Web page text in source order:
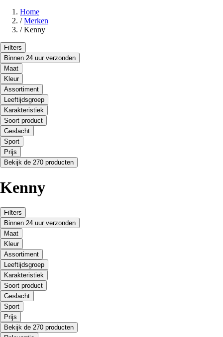
Home
/ Merken
/ Kenny
Filters
Binnen 24 uur verzonden
Maat
Kleur
Assortiment
Leeftijdsgroep
Karakteristiek
Soort product
Geslacht
Sport
Prijs
Bekijk de 270 producten
Kenny
Filters
Binnen 24 uur verzonden
Maat
Kleur
Assortiment
Leeftijdsgroep
Karakteristiek
Soort product
Geslacht
Sport
Prijs
Bekijk de 270 producten